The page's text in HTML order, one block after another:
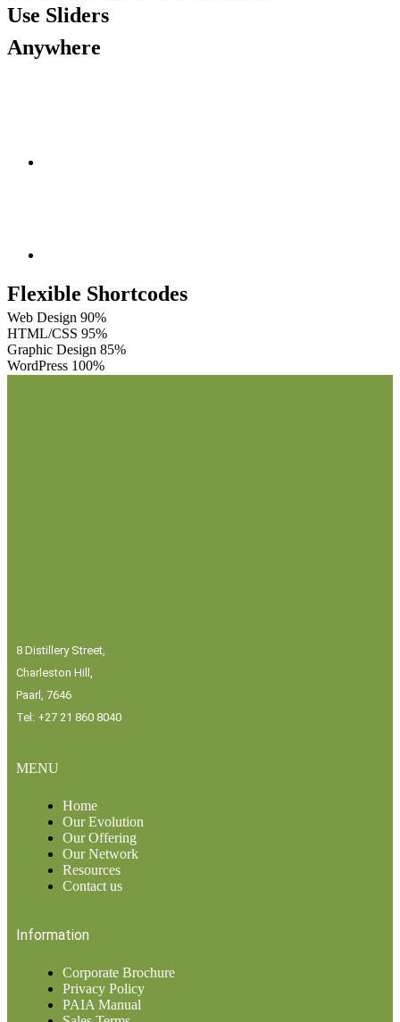
Use Sliders
Anywhere
Flexible Shortcodes
Web Design 90%
HTML/CSS 95%
Graphic Design 85%
WordPress 100%
8 Distillery Street,
Charleston Hill,
Paarl, 7646
Tel: +27 21 860 8040
MENU
Home
Our Evolution
Our Offering
Our Network
Resources
Contact us
Information
Corporate Brochure
Privacy Policy
PAIA Manual